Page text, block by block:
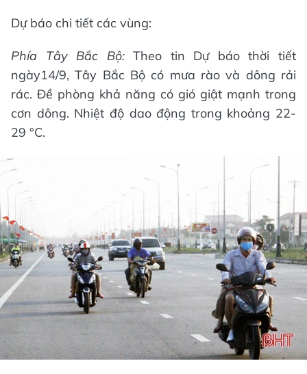
Dự báo chi tiết các vùng:
Phía Tây Bắc Bộ:Theo tin Dự báo thời tiết
ngày14/9, Tây Bắc Bộ có mưa rào và dông rải
rác. Đề phòng khả năng có gió giật mạnh trong
cơn dông. Nhiệt độ dao động trong khoảng 22-
29 °C.